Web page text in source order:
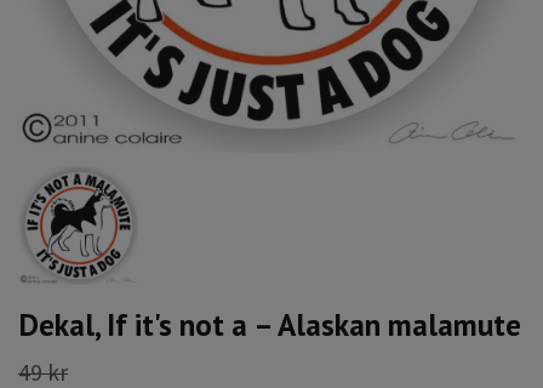
Dekal, If it's not a – Alaskan malamute
49 kr